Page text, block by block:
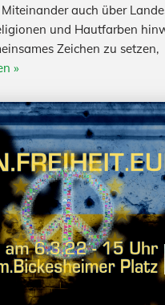
auch über
und Hautfarben
Zeichen zu setzen,
»